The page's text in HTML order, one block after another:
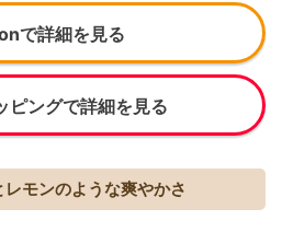
で詳細を見る
ピングで詳細を見る
モンのような爽やかさ